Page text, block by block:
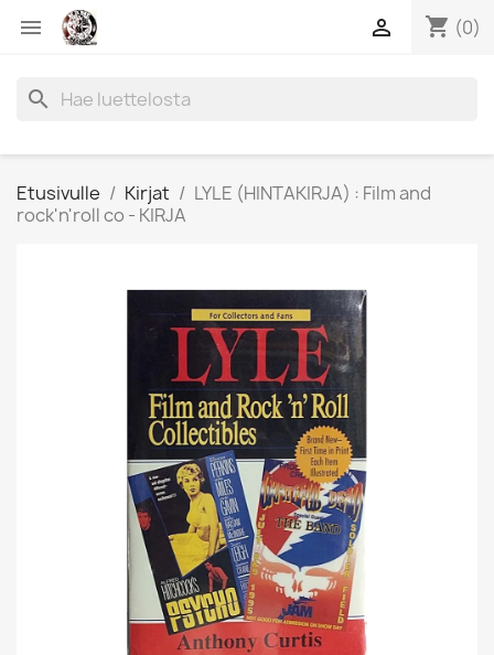
 shopping_cart (0)

search
Etusivulle Kirjat
LYLE (HINTAKIRJA) : Film and
rock'n'roll co - KIRJA